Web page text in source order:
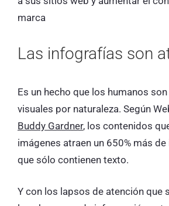
marca
Las infografías son
Es un hecho que los humanos
visuales por naturaleza. Según
Buddy Gardner, los contenidos
imágenes atraen un 650% más
que sólo contienen texto.
Y con los lapsos de atención que